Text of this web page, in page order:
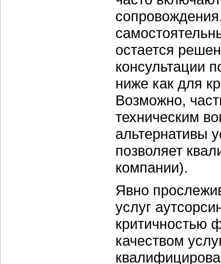
остается
консультации
ниже как для
Возможно,
техническим
альтернативы
позволяет
компании).
Явно
услуг
критичностью
качеством